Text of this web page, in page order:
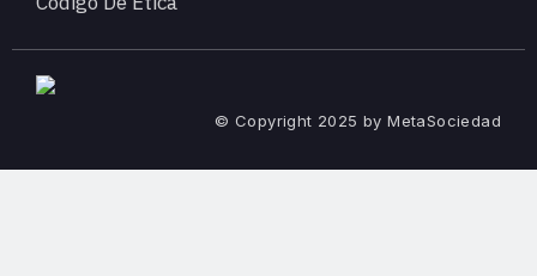
© Copyright 2025 by MetaSociedad